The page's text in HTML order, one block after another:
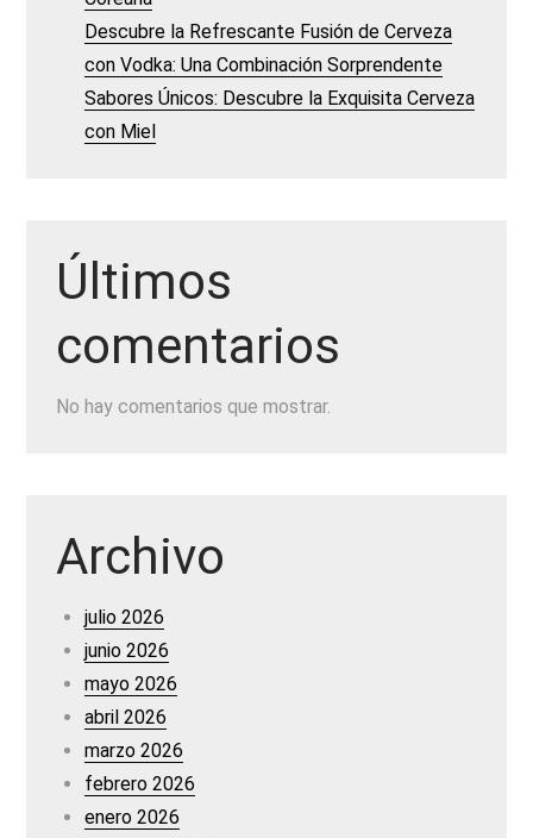
Descubre la Refrescante Fusión de Cerveza
con Vodka: Una Combinación Sorprendente
Sabores Únicos: Descubre la Exquisita Cerveza
con Miel
Últimos
comentarios
No hay comentarios que mostrar.
Archivo
julio 2026
junio 2026
mayo 2026
abril 2026
marzo 2026
febrero 2026
enero 2026